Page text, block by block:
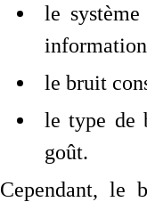
le
le bruit
le type de
goût.
Cependant, le